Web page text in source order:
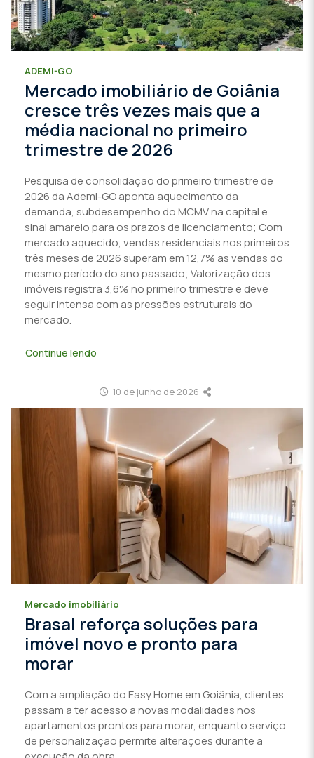
ADEMI-GO
Mercado imobiliário de Goiânia
cresce três vezes mais que a
média nacional no primeiro
trimestre de 2026
Pesquisa de consolidação do primeiro trimestre de
2026 da Ademi-GO aponta aquecimento da
demanda, subdesempenho do MCMV na capital e
sinal amarelo para os prazos de licenciamento; Com
mercado aquecido, vendas residenciais nos primeiros
três meses de 2026 superam em 12,7% as vendas do
mesmo período do ano passado; Valorização dos
imóveis registra 3,6% no primeiro trimestre e deve
seguir intensa com as pressões estruturais do
mercado.
Continue lendo
10 de junho de 2026
Mercado imobiliário
Brasal reforça soluções para
imóvel novo e pronto para
morar
Com a ampliação do Easy Home em Goiânia, clientes
passam a ter acesso a novas modalidades nos
apartamentos prontos para morar, enquanto serviço
de personalização permite alterações durante a